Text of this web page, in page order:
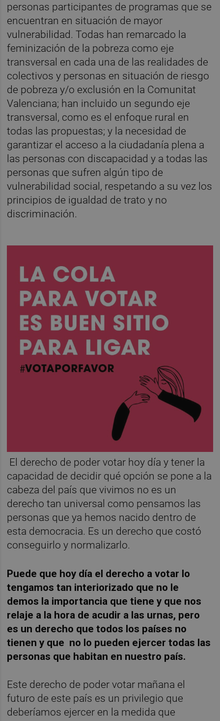
personas participantes de programas que se
encuentran en situación de mayor
vulnerabilidad. Todas han remarcado la
feminización de la pobreza como eje
transversal en cada una de las realidades de
colectivos y personas en situación de riesgo
de pobreza y/o exclusión en la Comunitat
Valenciana; han incluido un segundo eje
transversal, como es el enfoque rural en
todas las propuestas; y la necesidad de
garantizar el acceso a la ciudadanía plena a
las personas con discapacidad y a todas las
personas que sufren algún tipo de
vulnerabilidad social, respetando a su vez los
principios de igualdad de trato y no
discriminación.
El derecho de poder votar hoy día y tener la
capacidad de decidir qué opción se pone a la
cabeza del país que vivimos no es un
derecho tan universal como pensamos las
personas que ya hemos nacido dentro de
esta democracia. Es un derecho que costó
conseguirlo y normalizarlo.
Puede que hoy día el derecho a votar lo
tengamos tan interiorizado que no le
demos la importancia que tiene y que nos
relaje a la hora de acudir a las urnas, pero
es un derecho que todos los países no
tienen y que no lo pueden ejercer todas las
personas que habitan en nuestro país.
Este derecho de poder votar mañana el
futuro de este país es un privilegio que
deberíamos ejercer en la medida que